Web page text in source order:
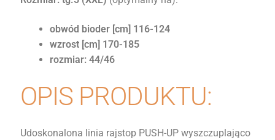
obwód bioder [cm] 116-124
wzrost [cm] 170-185
rozmiar: 44/46
OPIS PRODUKTU:
Udoskonalona linia rajstop PUSH-UP wyszczuplająco